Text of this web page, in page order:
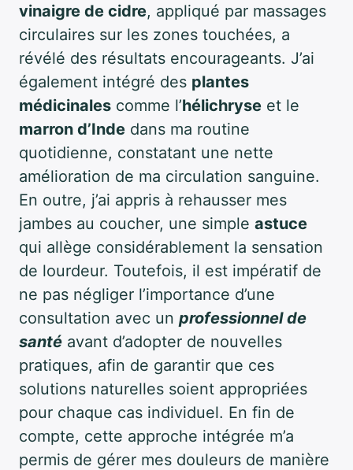
vinaigre de cidre, appliqué par massages
circulaires sur les zones touchées, a
révélé des résultats encourageants. J’ai
également intégré des plantes
médicinales comme l’hélichryse et le
marron d’Inde dans ma routine
quotidienne, constatant une nette
amélioration de ma circulation sanguine.
En outre, j’ai appris à rehausser mes
jambes au coucher, une simple astuce
qui allège considérablement la sensation
de lourdeur. Toutefois, il est impératif de
ne pas négliger l’importance d’une
consultation avec un professionnel de
santé avant d’adopter de nouvelles
pratiques, afin de garantir que ces
solutions naturelles soient appropriées
pour chaque cas individuel. En fin de
compte, cette approche intégrée m’a
permis de gérer mes douleurs de manière